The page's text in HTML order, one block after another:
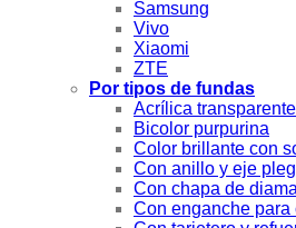
Samsung
Vivo
Xiaomi
ZTE
Por tipos de fundas
Acrílica
Bicolor purpurina
Color brillante con
Con anillo y eje
Con chapa de
Con enganche